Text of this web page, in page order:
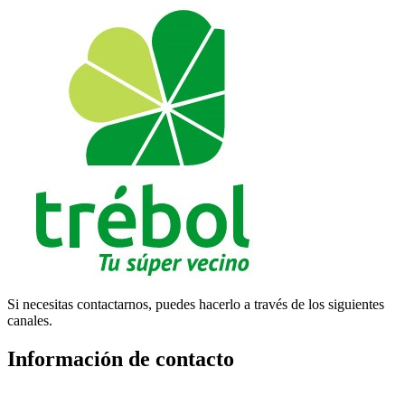
Si necesitas contactarnos, puedes hacerlo a través de los siguientes
canales.
Información de contacto